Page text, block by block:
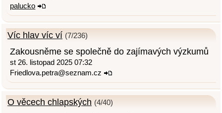
palucko
Víc hlav víc ví (7/236)
Zakousněme se společně do zajímavých výzkumů
st 26. listopad 2025 07:32
Friedlova.petra@seznam.cz
O věcech chlapských (4/40)